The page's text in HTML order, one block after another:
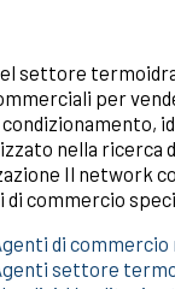
settore
per
nella ricerca
Il network
di commercio
di
settore